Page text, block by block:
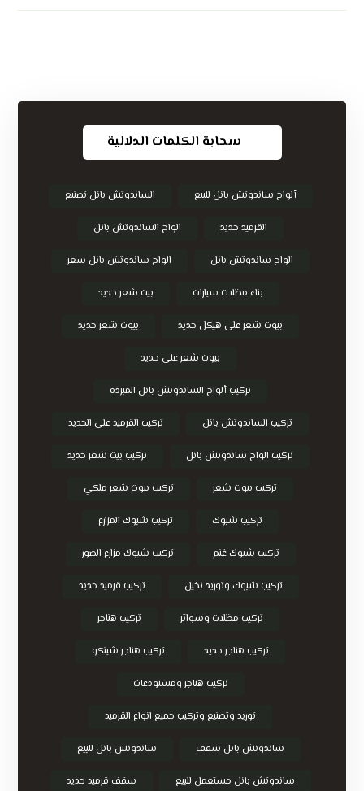
سحابة الكلمات الدلالية
ألواح ساندوتش بانل للبيع الساندوتش بانل تصنيع
القرميد حديد الواح الساندوتش بانل
الواح ساندوتش بانل الواح ساندوتش بانل سعر
بناء مظلات سيارات بيت شعر حديد
بيوت شعر على هيكل حديد بيوت شعر حديد
بيوت شعر على حديد
تركيب ألواح الساندوتش بانل المبردة
تركيب الساندوتش بانل تركيب القرميد على الحديد
تركيب الواح ساندوتش بانل تركيب بيت شعر حديد
تركيب بيوت شعر تركيب بيوت شعر ملكي
تركيب شبوك تركيب شبوك المزارع
تركيب شبوك غنم تركيب شبوك مزارع الصور
تركيب شبوك وتوريد نخيل تركيب قرميد حديد
تركيب مظلات وسواتر تركيب هناجر
تركيب هناجر حديد تركيب هناجر شينكو
تركيب هناجر ومستودعات
توريد وتصنيع وتركيب جميع انواع القرميد
ساندوتش بانل سقف ساندوتش بانل للبيع
ساندوتش بانل مستعمل للبيع سقف قرميد حديد